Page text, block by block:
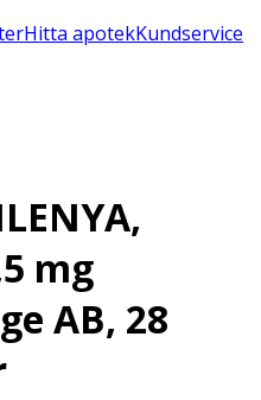
Hitta apotekKundservice
mg
AB, 28